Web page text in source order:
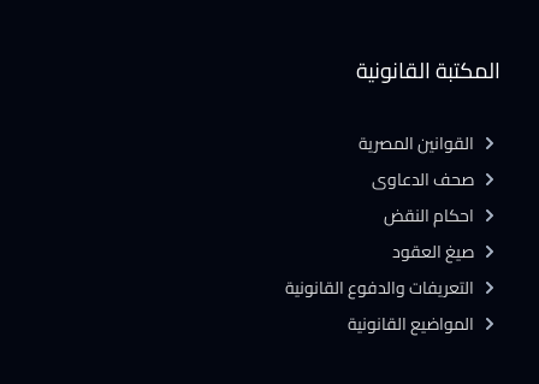
المكتبة القانونية
القوانين المصرية
صحف الدعاوى
احكام النقض
صيغ العقود
التعريفات والدفوع القانونية
المواضيع القانونية